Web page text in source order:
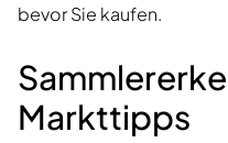
bevor Sie kaufen.
Markttipps